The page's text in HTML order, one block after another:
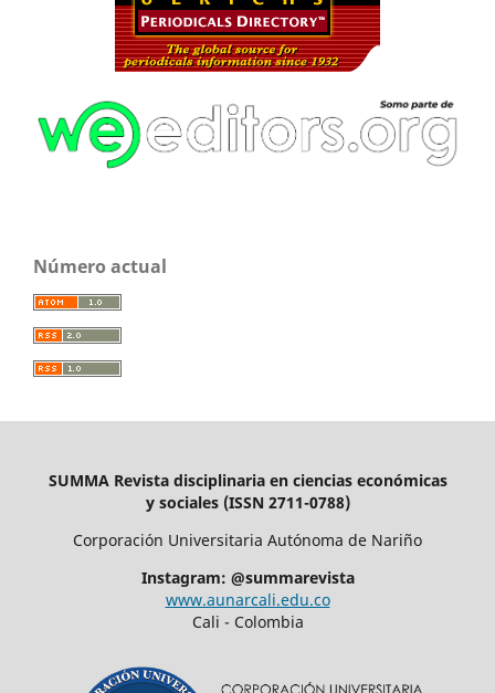
Número actual
SUMMA Revista disciplinaria en ciencias económicas
y sociales (ISSN 2711-0788)
Corporación Universitaria Autónoma de Nariño
Instagram: @summarevista
www.aunarcali.edu.co
Cali - Colombia